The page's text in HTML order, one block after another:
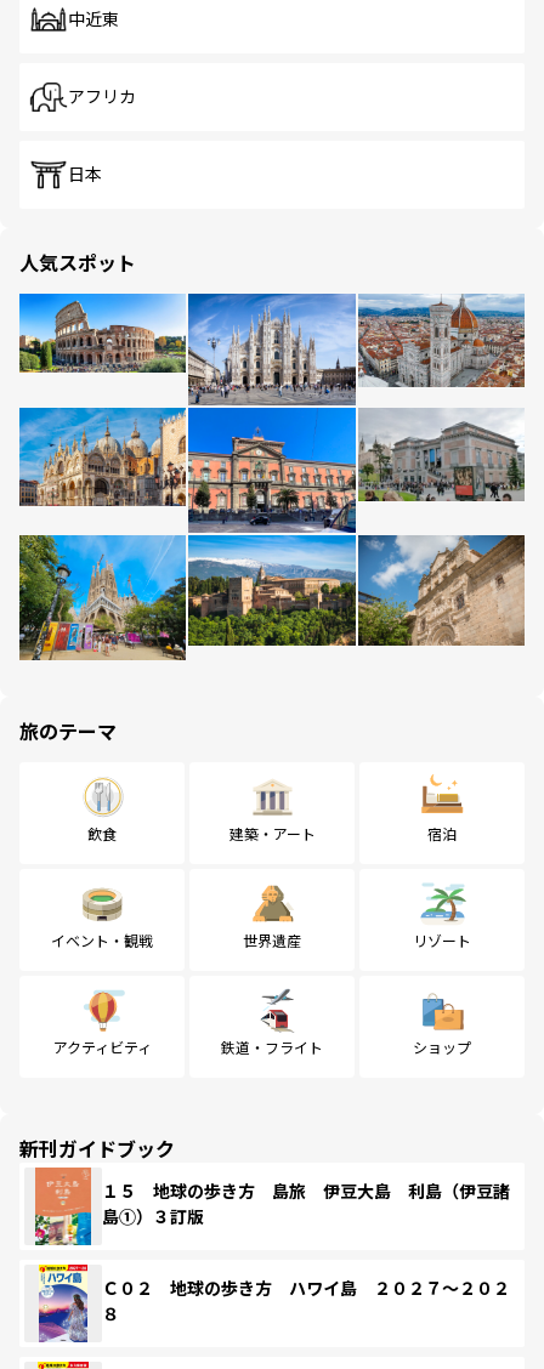
中近東
アフリカ
日本
人気スポット
旅のテーマ
飲食 建築・アート 宿泊
イベント・観戦 世界遺産 リゾート
アクティビティ 鉄道・フライト ショップ
新刊ガイドブック
１５ 地球の歩き方 島旅 伊豆大島 利島（伊豆諸
島①）３訂版
Ｃ０２ 地球の歩き方 ハワイ島 ２０２７～２０２
８